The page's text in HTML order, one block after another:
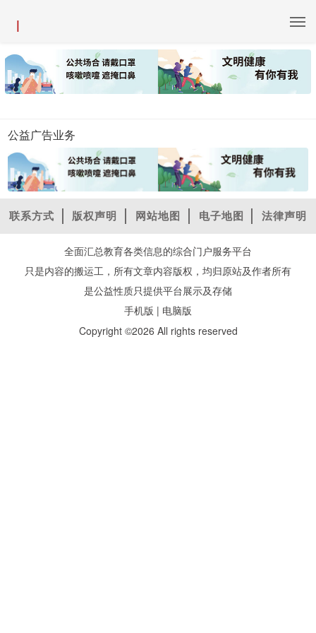
|
公益广告业务
联系方式 版权声明 网站地图 电子地图 法律声明
全面汇总教育各类信息的综合门户服务平台
只是内容的搬运工，所有文章内容版权，均归原站及作者所有
是公益性质只提供平台展示及存储
手机版 | 电脑版
Copyright ©2026 All rights reserved